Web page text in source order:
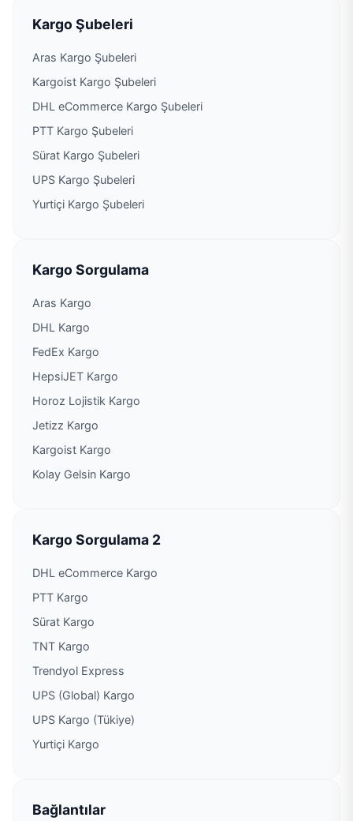
Kargo Şubeleri
Aras Kargo Şubeleri
Kargoist Kargo Şubeleri
DHL eCommerce Kargo Şubeleri
PTT Kargo Şubeleri
Sürat Kargo Şubeleri
UPS Kargo Şubeleri
Yurtiçi Kargo Şubeleri
Kargo Sorgulama
Aras Kargo
DHL Kargo
FedEx Kargo
HepsiJET Kargo
Horoz Lojistik Kargo
Jetizz Kargo
Kargoist Kargo
Kolay Gelsin Kargo
Kargo Sorgulama 2
DHL eCommerce Kargo
PTT Kargo
Sürat Kargo
TNT Kargo
Trendyol Express
UPS (Global) Kargo
UPS Kargo (Tükiye)
Yurtiçi Kargo
Bağlantılar